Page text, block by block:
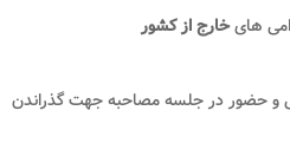
هایخارج از کشور
و حضور در جلسه مصاحبه جهت گذراندن